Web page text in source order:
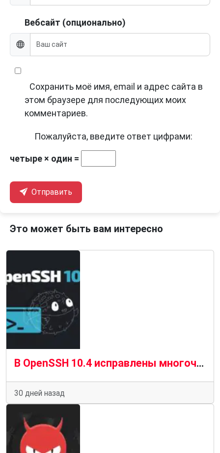
Вебсайт (опционально)
Сохранить моё имя, email и адрес сайта в
этом браузере для последующих моих
комментариев.
Пожалуйста, введите ответ цифрами:
четыре × один =
Отправить
Это может быть вам интересно
В OpenSSH 10.4 исправлены многочисленные уязвимости в SSH, SCP и SFTP
30 дней назад